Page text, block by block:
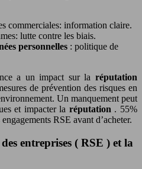
commerciales: information claire.
lutte contre les biais.
personnelles : politique de
a un impact sur la réputation
de prévention des risques en
Un manquement peut
et impacter la réputation . 55%
RSE avant d’acheter.
entreprises ( RSE ) et la